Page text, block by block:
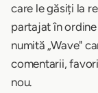
care le găsiți la
partajat în
numită „Wave"
comentarii,
nou.